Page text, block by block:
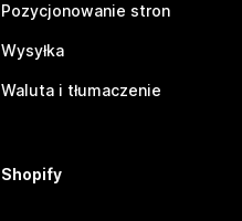
Pozycjonowanie stron
Wysyłka
Waluta i tłumaczenie
Shopify